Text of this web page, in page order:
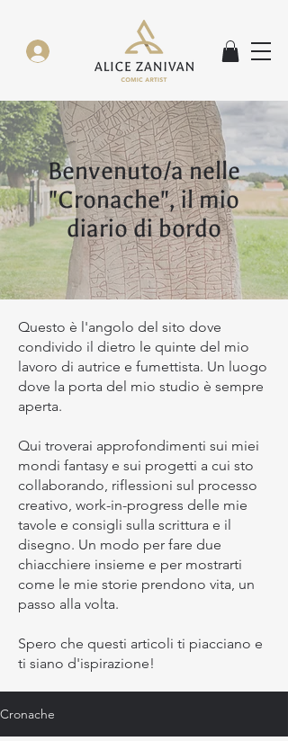
Benvenuto/a nelle
"Cronache", il mio
diario di bordo
Questo è l'angolo del sito dove
condivido il dietro le quinte del mio
lavoro di autrice e fumettista. Un luogo
dove la porta del mio studio è sempre
aperta.
Qui troverai approfondimenti sui miei
mondi fantasy e sui progetti a cui sto
collaborando, riflessioni sul processo
creativo, work-in-progress delle mie
tavole e consigli sulla scrittura e il
disegno. Un modo per fare due
chiacchiere insieme e per mostrarti
come le mie storie prendono vita, un
passo alla volta.
Spero che questi articoli ti piacciano e
ti siano d'ispirazione!
Cronache